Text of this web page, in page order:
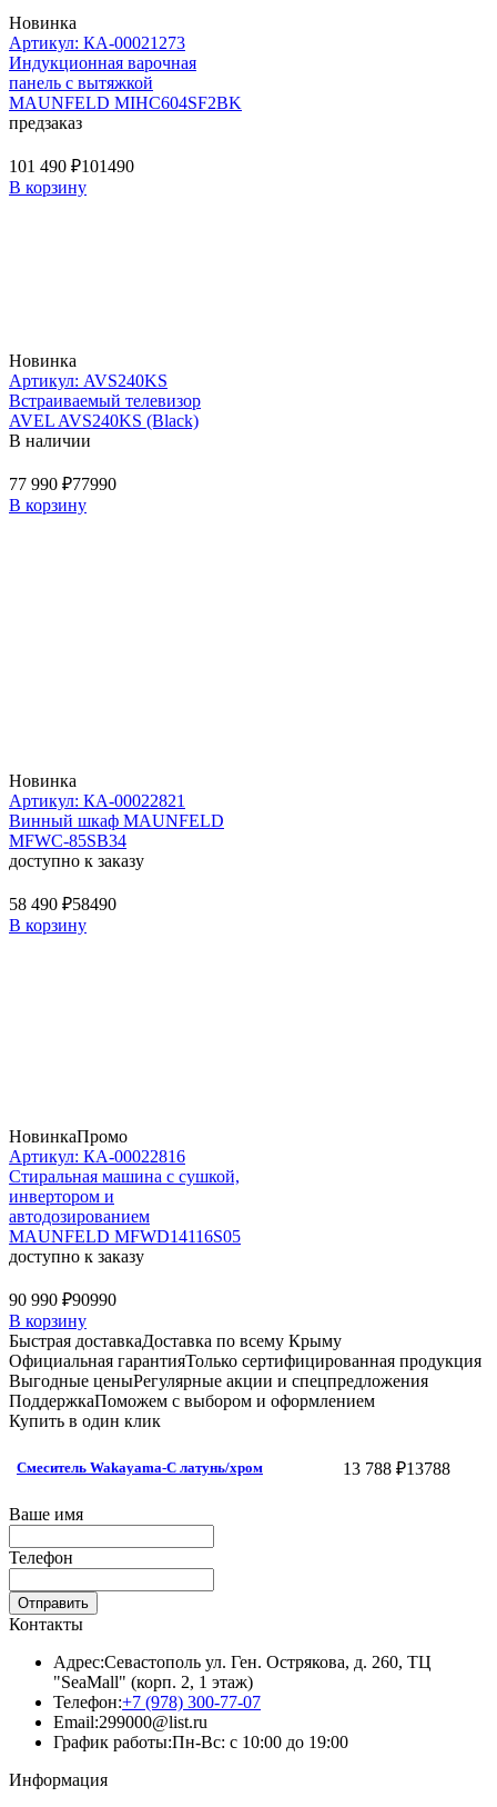
Новинка
Артикул: КА-00021273
Индукционная варочная
панель с вытяжкой
MAUNFELD MIHC604SF2BK
предзаказ
101 490 ₽101490
В корзину
Новинка
Артикул: AVS240KS
Встраиваемый телевизор
AVEL AVS240KS (Black)
В наличии
77 990 ₽77990
В корзину
Новинка
Артикул: КА-00022821
Винный шкаф MAUNFELD
MFWC-85SB34
доступно к заказу
58 490 ₽58490
В корзину
НовинкаПромо
Артикул: КА-00022816
Стиральная машина c сушкой,
инвертором и
автодозированием
MAUNFELD MFWD14116S05
доступно к заказу
90 990 ₽90990
В корзину
Быстрая доставкаДоставка по всему Крыму
Официальная гарантияТолько сертифицированная продукция
Выгодные ценыРегулярные акции и спецпредложения
ПоддержкаПоможем с выбором и оформлением
Купить в один клик
Смеситель Wakayama-C латунь/хром 13 788 ₽13788
Ваше имя
Телефон
Отправить
Контакты
Адрес:Севастополь ул. Ген. Острякова, д. 260, ТЦ
"SeaMall" (корп. 2, 1 этаж)
Телефон:+7 (978) 300-77-07
Email:299000@list.ru
График работы:Пн-Вс: с 10:00 до 19:00
Информация